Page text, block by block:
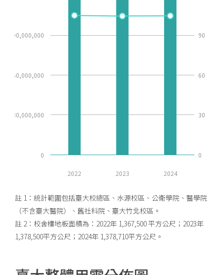
0
30,000,000
60,000,000
90,000,000
0
30
60
90
2022 2023 2024
註 1：統計範圍包括臺大校總區、水源校區、公衛學院、醫學院
（不含臺大醫院）、舊社科院、臺大竹北校區。
註 2：校舍樓地板面積為：2022年 1,367,500 平方公尺；2023年
1,378,500平方公尺；2024年 1,378,710平方公尺。